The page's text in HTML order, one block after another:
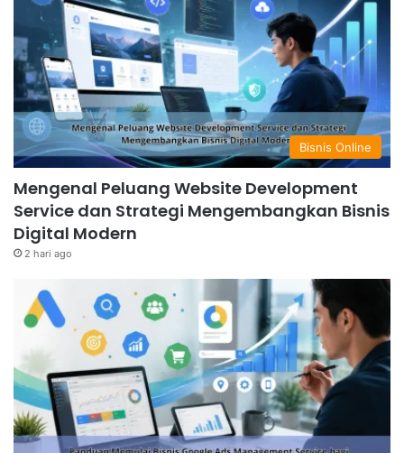
Bisnis Online
Mengenal Peluang Website Development
Service dan Strategi Mengembangkan Bisnis
Digital Modern
2 hari ago